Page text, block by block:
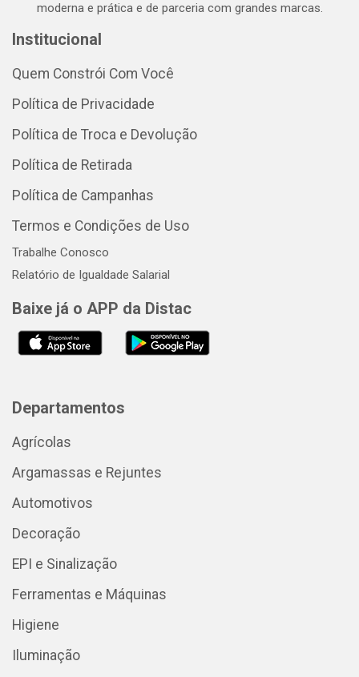
moderna e prática e de parceria com grandes marcas.
Institucional
Quem Constrói Com Você
Política de Privacidade
Política de Troca e Devolução
Política de Retirada
Política de Campanhas
Termos e Condições de Uso
Trabalhe Conosco
Relatório de Igualdade Salarial
Baixe já o APP da Distac
Departamentos
Agrícolas
Argamassas e Rejuntes
Automotivos
Decoração
EPI e Sinalização
Ferramentas e Máquinas
Higiene
Iluminação